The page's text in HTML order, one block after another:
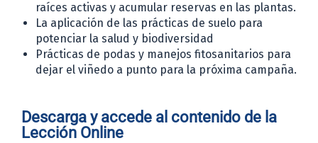
raíces activas y acumular reservas en las plantas.
La aplicación de las prácticas de suelo para
potenciar la salud y biodiversidad
Prácticas de podas y manejos fitosanitarios para
dejar el viñedo a punto para la próxima campaña.
Descarga y accede al contenido de la
Lección Online